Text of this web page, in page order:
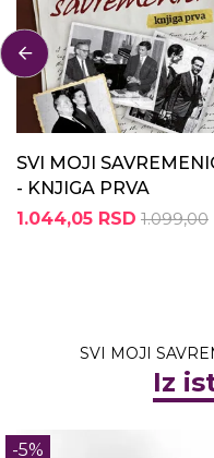
SVI MOJI
- KNJIGA PRVA
1.044,05 RSD 1.099,00
SVI MOJI
Iz
-5%